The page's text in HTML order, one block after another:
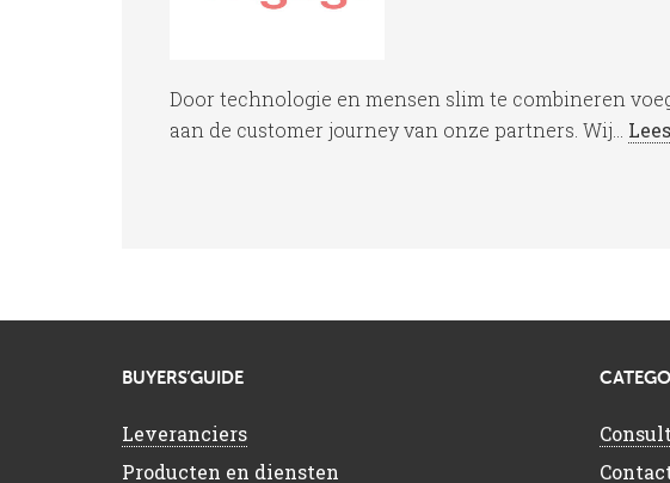
Door technologie en mensen slim te combineren
aan de customer journey van onze partners. Wij...
BUYERS’GUIDE
Leveranciers
Producten en diensten